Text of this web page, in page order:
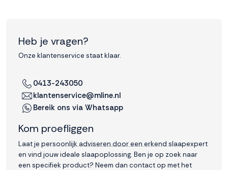
Heb je vragen?
Onze klantenservice staat klaar.
0413-243050
klantenservice@mline.nl
Bereik ons via Whatsapp
Kom proefliggen
Laat je persoonlijk adviseren door een erkend slaapexpert
en vind jouw ideale slaapoplossing. Ben je op zoek naar
een specifiek product? Neem dan contact op met het